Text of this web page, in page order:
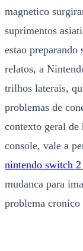
magnetico
suprimentos
estao preparando
relatos, a
trilhos laterais,
problemas de
contexto geral de
console, vale a
nintendo switch
mudanca para
problema cronico